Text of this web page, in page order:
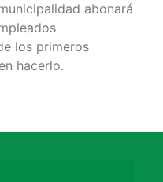
abonará
los primeros
hacerlo.